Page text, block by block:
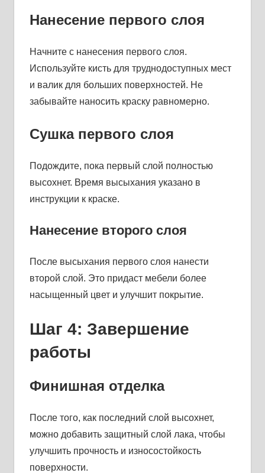
Нанесение первого слоя
Начните с нанесения первого слоя.
Используйте кисть для труднодоступных мест
и валик для больших поверхностей. Не
забывайте наносить краску равномерно.
Сушка первого слоя
Подождите, пока первый слой полностью
высохнет. Время высыхания указано в
инструкции к краске.
Нанесение второго слоя
После высыхания первого слоя нанести
второй слой. Это придаст мебели более
насыщенный цвет и улучшит покрытие.
Шаг 4: Завершение
работы
Финишная отделка
После того, как последний слой высохнет,
можно добавить защитный слой лака, чтобы
улучшить прочность и износостойкость
поверхности.